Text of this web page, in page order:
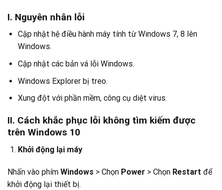
I. Nguyên nhân lỗi
Cập nhật hệ điều hành máy tính từ Windows 7, 8 lên
Windows.
Cập nhật các bản vá lỗi Windows.
Windows Explorer bị treo.
Xung đột với phần mềm, công cụ diệt virus.
II. Cách khắc phục lỗi không tìm kiếm được
trên Windows 10
Khởi động lại máy
Nhấn vào phím Windows > Chọn Power > Chọn Restart để
khởi động lại thiết bị.